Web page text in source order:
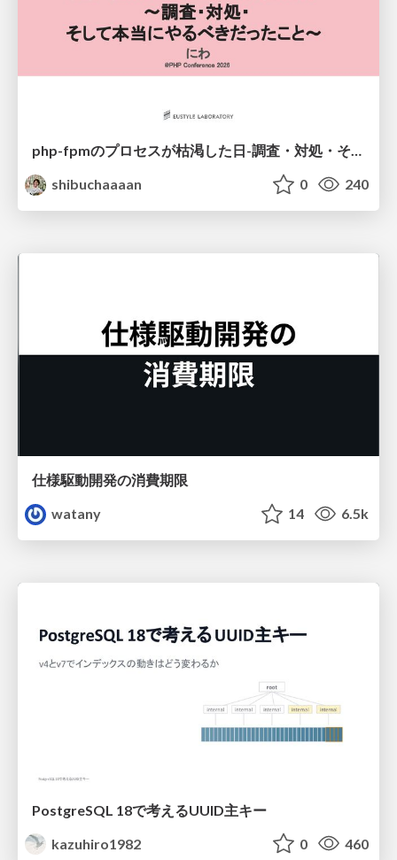
shibuchaaaan
0 240
仕様駆動開発の消費期限
watany
14 6.5k
PostgreSQL 18で考えるUUID主キー
kazuhiro1982
0 460